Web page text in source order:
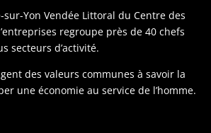
sur-Yon Vendée Littoral du Centre des
regroupe près de 40 chefs
secteurs d’activité.
des valeurs communes à savoir la
une économie au service de l’homme.